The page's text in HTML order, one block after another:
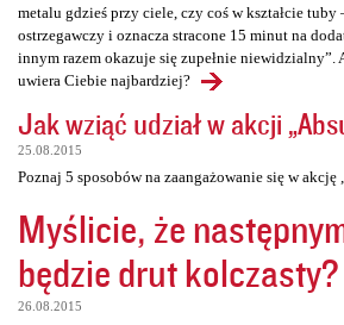
metalu gdzieś przy ciele, czy coś w kształcie tuby
ostrzegawczy i oznacza stracone 15 minut na
innym razem okazuje się zupełnie niewidzialny”.
uwiera Ciebie najbardziej?
Jak wziąć udział w akcji
25.08.2015
Poznaj 5 sposobów na zaangażowanie się w akcję
Myślicie, że
będzie drut kolczasty?
26.08.2015